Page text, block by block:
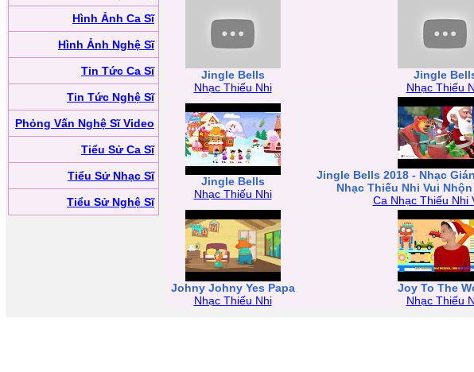
Hình Ảnh Ca Sĩ
Hình Ảnh Nghệ Sĩ
Tin Tức Ca Sĩ
Tin Tức Nghệ Sĩ
Phỏng Vấn Nghệ Sĩ Video
Tiểu Sử Ca Sĩ
Tiểu Sử Nhạc Sĩ
Tiểu Sử Nghệ Sĩ
Jingle Bells
Nhạc Thiếu Nhi
Jingle
Nhạc Thiếu
Jingle Bells
Nhạc Thiếu Nhi
Jingle Bells 2018 - Nhạc
Nhạc Thiếu Nhi Vui
Ca Nhạc Thiếu Nhi
Johny Johny Yes Papa
Nhạc Thiếu Nhi
Joy To The
Nhạc Thiếu